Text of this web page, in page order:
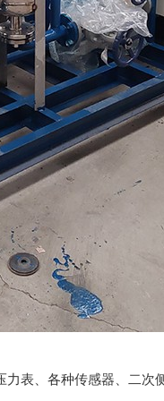
、各种传感器、二次